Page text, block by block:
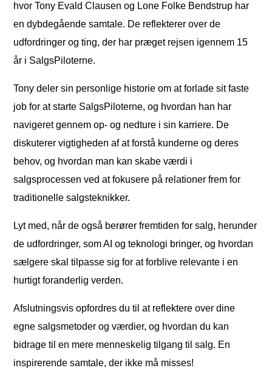
hvor Tony Evald Clausen og Lone Folke Bendstrup har
en dybdegående samtale. De reflekterer over de
udfordringer og ting, der har præget rejsen igennem 15
år i SalgsPiloterne.
Tony deler sin personlige historie om at forlade sit faste
job for at starte SalgsPiloterne, og hvordan han har
navigeret gennem op- og nedture i sin karriere. De
diskuterer vigtigheden af at forstå kunderne og deres
behov, og hvordan man kan skabe værdi i
salgsprocessen ved at fokusere på relationer frem for
traditionelle salgsteknikker.
Lyt med, når de også berører fremtiden for salg, herunder
de udfordringer, som AI og teknologi bringer, og hvordan
sælgere skal tilpasse sig for at forblive relevante i en
hurtigt foranderlig verden.
Afslutningsvis opfordres du til at reflektere over dine
egne salgsmetoder og værdier, og hvordan du kan
bidrage til en mere menneskelig tilgang til salg. En
inspirerende samtale, der ikke må misses!